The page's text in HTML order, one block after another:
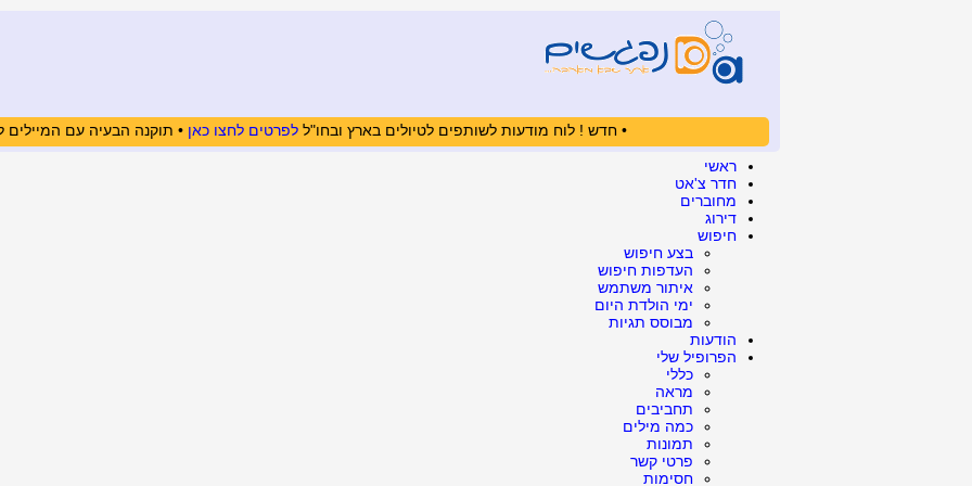
• חדש ! לוח מודעות לשותפים לטיולים בארץ ובחו"ללפרטים לחצו כאן • תוקנה הבעיה עם
ראשי
חדר צ'אט
מחוברים
דירוג
חיפוש
בצע חיפוש
העדפות חיפוש
איתור משתמש
ימי הולדת היום
מבוסס תגיות
הודעות
הפרופיל שלי
כללי
מראה
תחביבים
כמה מילים
תמונות
פרטי קשר
חסימות